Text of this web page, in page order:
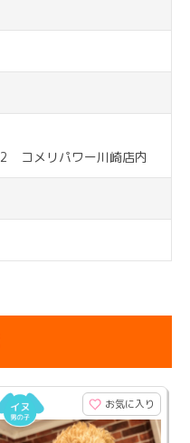
コメリパワー川崎店内
お気に入り